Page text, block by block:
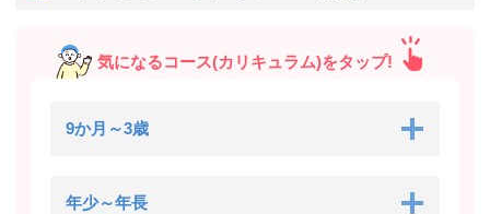
気になるコース(カリキュラム)をタップ!
9か月～3歳
年少～年長